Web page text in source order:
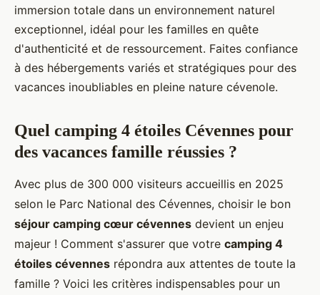
immersion totale dans un environnement naturel
exceptionnel, idéal pour les familles en quête
d'authenticité et de ressourcement. Faites confiance
à des hébergements variés et stratégiques pour des
vacances inoubliables en pleine nature cévenole.
Quel camping 4 étoiles Cévennes pour
des vacances famille réussies ?
Avec plus de 300 000 visiteurs accueillis en 2025
selon le Parc National des Cévennes, choisir le bon
séjour camping cœur cévennes devient un enjeu
majeur ! Comment s'assurer que votre camping 4
étoiles cévennes répondra aux attentes de toute la
famille ? Voici les critères indispensables pour un